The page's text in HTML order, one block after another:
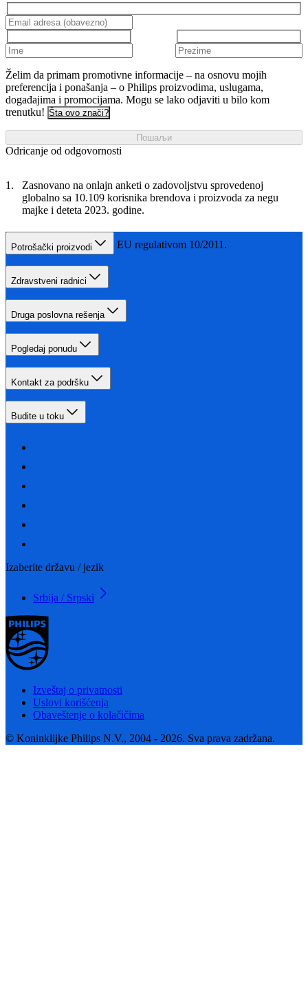
Želim da primam promotivne informacije – na osnovu mojih
preferencija i ponašanja – o Philips proizvodima, uslugama,
događajima i promocijama. Mogu se lako odjaviti u bilo kom
trenutku! Šta ovo znači?
Пошаљи
Odricanje od odgovornosti
Zasnovano na onlajn anketi o zadovoljstvu sprovedenoj
globalno sa 10.109 korisnika brendova i proizvoda za negu
majke i deteta 2023. godine.
0% BPA, u skladu sa EU regulativom 10/2011.
Potrošački proizvodi
Zdravstveni radnici
Druga poslovna rešenja
Pogledaj ponudu
Kontakt za podršku
Budite u toku
Izaberite državu / jezik
Srbija / Srpski
Izveštaj o privatnosti
Uslovi korišćenja
Obaveštenje o kolačičima
© Koninklijke Philips N.V., 2004 - 2026. Sva prava zadržana.